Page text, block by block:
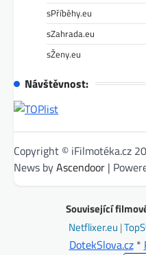
sPříběhy.eu
sZahrada.eu
sŽeny.eu
Návštěvnost:
Copyright © iFilmotéka.cz
News byAscendoor |
Související
Netflixer.eu |
DotekSlova.cz*